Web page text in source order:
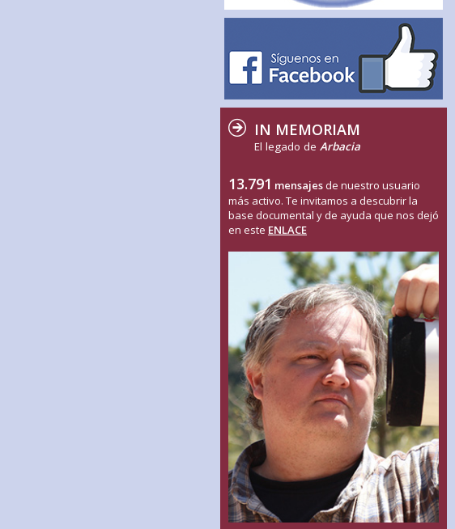
IN MEMORIAM
El legado de Arbacia
13.791 mensajes de nuestro usuario
más activo. Te invitamos a descubrir la
base documental y de ayuda que nos dejó
en este ENLACE